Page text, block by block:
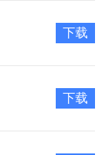
下载
下载